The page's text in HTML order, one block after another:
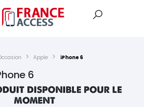
Apple iPhone 6
6
disponible pour le
moment